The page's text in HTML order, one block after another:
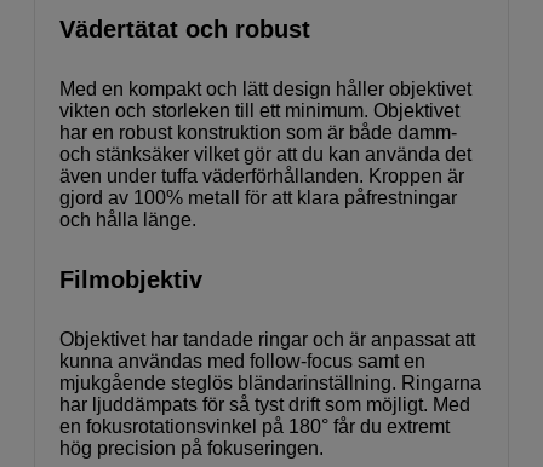
Vädertätat och robust
Med en kompakt och lätt design håller objektivet
vikten och storleken till ett minimum. Objektivet
har en robust konstruktion som är både damm-
och stänksäker vilket gör att du kan använda det
även under tuffa väderförhållanden. Kroppen är
gjord av 100% metall för att klara påfrestningar
och hålla länge.
Filmobjektiv
Objektivet har tandade ringar och är anpassat att
kunna användas med follow-focus samt en
mjukgående steglös bländarinställning. Ringarna
har ljuddämpats för så tyst drift som möjligt. Med
en fokusrotationsvinkel på 180° får du extremt
hög precision på fokuseringen.